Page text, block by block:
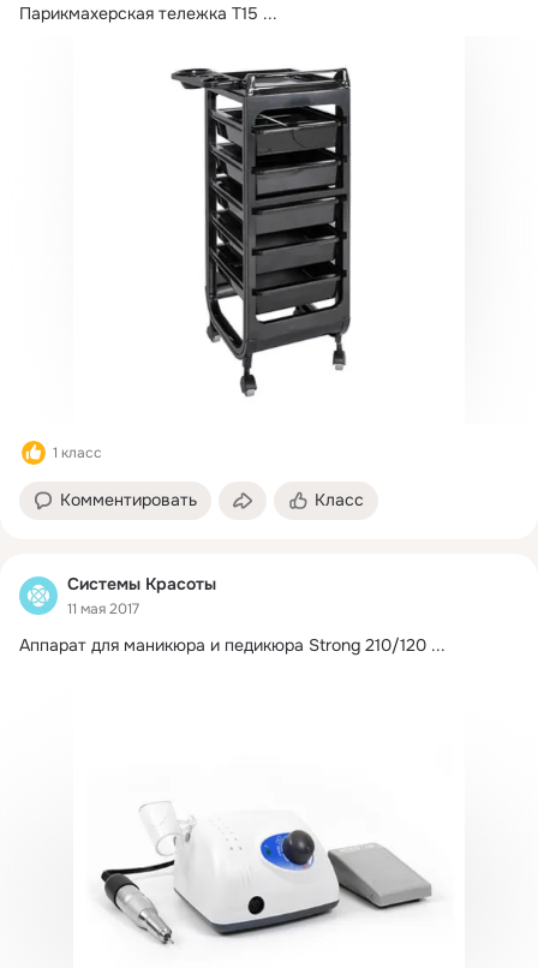
Парикмахерская тележка Т15 ...
1 класс
Комментировать Класс
Системы Красоты
11 мая 2017
Аппарат для маникюра и педикюра Strong 210/120 ...